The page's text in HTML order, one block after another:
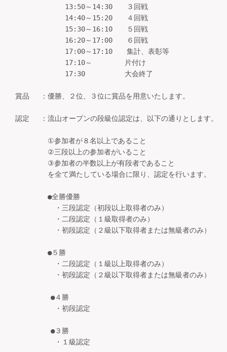
13:50～14:30　　３回戦
14:40～15:20　　４回戦
15:30～16:10　　５回戦
16:20～17:00　　６回戦
17:00～17:10　　集計、表彰等
17:10～　　　　 片付け
17:30　　　　　 大会終了
賞品 　：優勝、２位、３位に賞品を用意いたします。
認定 　：流山オープンの段級位認定は、以下の通りとします。
①参加者が８名以上であること
②三段以上の参加者がいること
③参加者の半数以上が有段者であること
を全て満たしている場合に限り、認定を行います。
●全勝優勝
・三段認定（初段以上取得者のみ）
・二段認定（１級取得者のみ）
・初段認定（２級以下取得者または無級者のみ）
●５勝
・二段認定（１級以上取得者のみ）
・初段認定（２級以下取得者または無級者のみ）
       　●４勝
・初段認定
       　●３勝
・１級認定